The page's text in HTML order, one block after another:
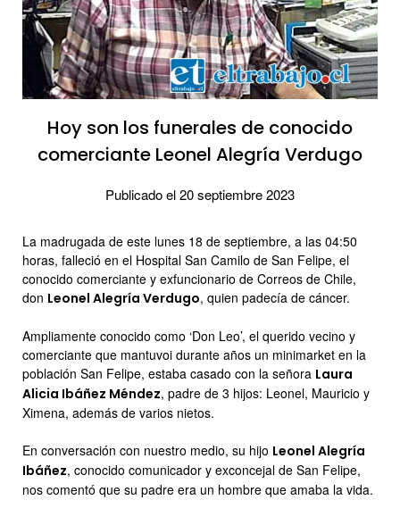
Hoy son los funerales de conocido
comerciante Leonel Alegría Verdugo
Publicado el 20 septiembre 2023
La madrugada de este lunes 18 de septiembre, a las 04:50
horas, falleció en el Hospital San Camilo de San Felipe, el
conocido comerciante y exfuncionario de Correos de Chile,
don Leonel Alegría Verdugo, quien padecía de cáncer.
Ampliamente conocido como ‘Don Leo’, el querido vecino y
comerciante que mantuvoi durante años un minimarket en la
población San Felipe, estaba casado con la señora Laura
Alicia Ibáñez Méndez, padre de 3 hijos: Leonel, Mauricio y
Ximena, además de varios nietos.
En conversación con nuestro medio, su hijo Leonel Alegría
Ibáñez, conocido comunicador y exconcejal de San Felipe,
nos comentó que su padre era un hombre que amaba la vida.